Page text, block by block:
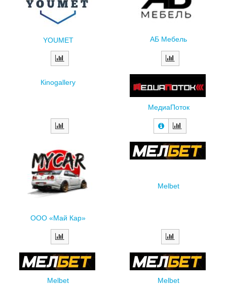
YOUMET АБ Мебель
Кinogallery
МедиаПоток
ООО «Май Кар»
Melbet
Melbet Melbet